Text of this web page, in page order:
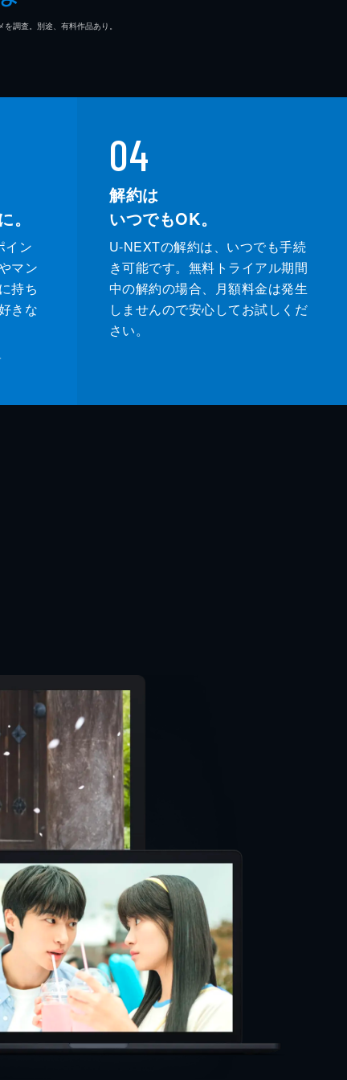
調査。別途、有料作品あり。
。
イン
マン
持ち
きな
04
解約は
いつでもOK。
U-NEXTの解約は、いつでも手続
き可能です。無料トライアル期間
中の解約の場合、月額料金は発生
しませんので安心してお試しくだ
さい。